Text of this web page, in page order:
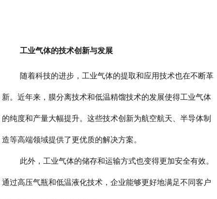
工业气体的技术创新与发展
随着科技的进步，工业气体的提取和应用技术也在不断革
新。近年来，膜分离技术和低温精馏技术的发展使得工业气体
的纯度和产量大幅提升。这些技术创新为航空航天、半导体制
造等高端领域提供了更优质的解决方案。
此外，工业气体的储存和运输方式也变得更加安全有效。
通过高压气瓶和低温液化技术，企业能够更好地满足不同客户